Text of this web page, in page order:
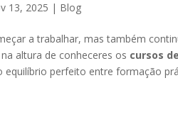
13, 2025 | Blog
a trabalhar, mas também
altura de conheceres os cursos
equilíbrio perfeito entre formação